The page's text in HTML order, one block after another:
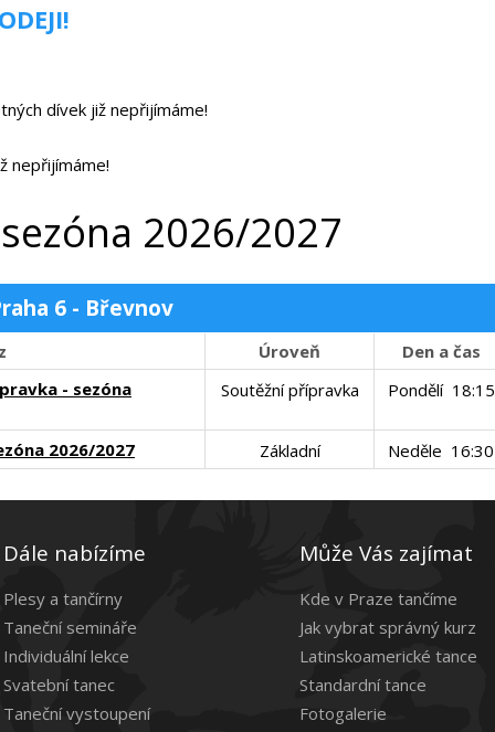
dívek již nepřijímáme!
nepřijímáme!
2026/2027
6 - Břevnov
Úroveň Den a čas
- sezóna
Soutěžní přípravka Pondělí 18:15
2026/2027 Základní Neděle 16:30
Dále nabízíme
Plesy a tančírny
Taneční semináře
Individuální lekce
Svatební tanec
Taneční vystoupení
Může Vás zajímat
Kde v Praze tančíme
Jak vybrat správný kurz
Latinskoamerické tance
Standardní tance
Fotogalerie